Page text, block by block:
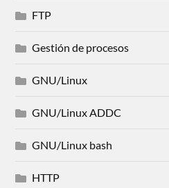
FTP
Gestión de procesos
GNU/Linux
GNU/Linux ADDC
GNU/Linux bash
HTTP